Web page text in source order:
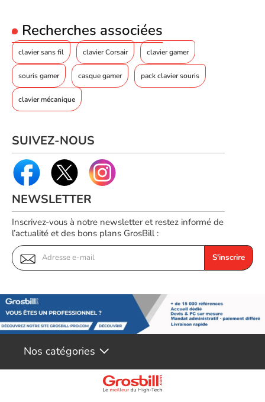
Recherches associées
clavier sans fil clavier Corsair clavier gamer
souris gamer casque gamer pack clavier souris
clavier mécanique
SUIVEZ-NOUS
NEWSLETTER
Inscrivez-vous à notre newsletter et restez informé de
l’actualité et des bons plans GrosBill :
S'inscrire
Nos catégories